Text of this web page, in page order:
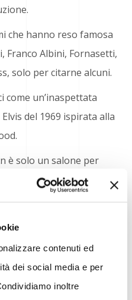
contenuti ed
dei social media e per
inoltre
che hanno reso famosa
Franco Albini, Fornasetti,
solo per citarne alcuni.
come un’inaspettata
del 1969 ispirata alla
è solo un salone per
della curiosità e della